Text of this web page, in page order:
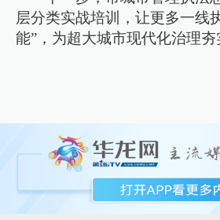
层分类实战培训，让更多一线
能”，为超大城市现代化治理夯